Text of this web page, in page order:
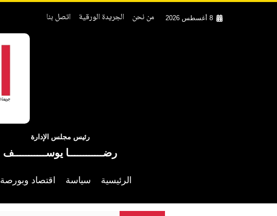
8 أغسطس 2026 من نحن الجريدة الورقية اتصل بنا
رئيس مجلس الإدارة
رضــــــــــــا يوســـــــــــف
الرئيسية سياسة اقتصاد وبورصة